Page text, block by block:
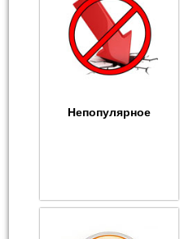
Непопулярное